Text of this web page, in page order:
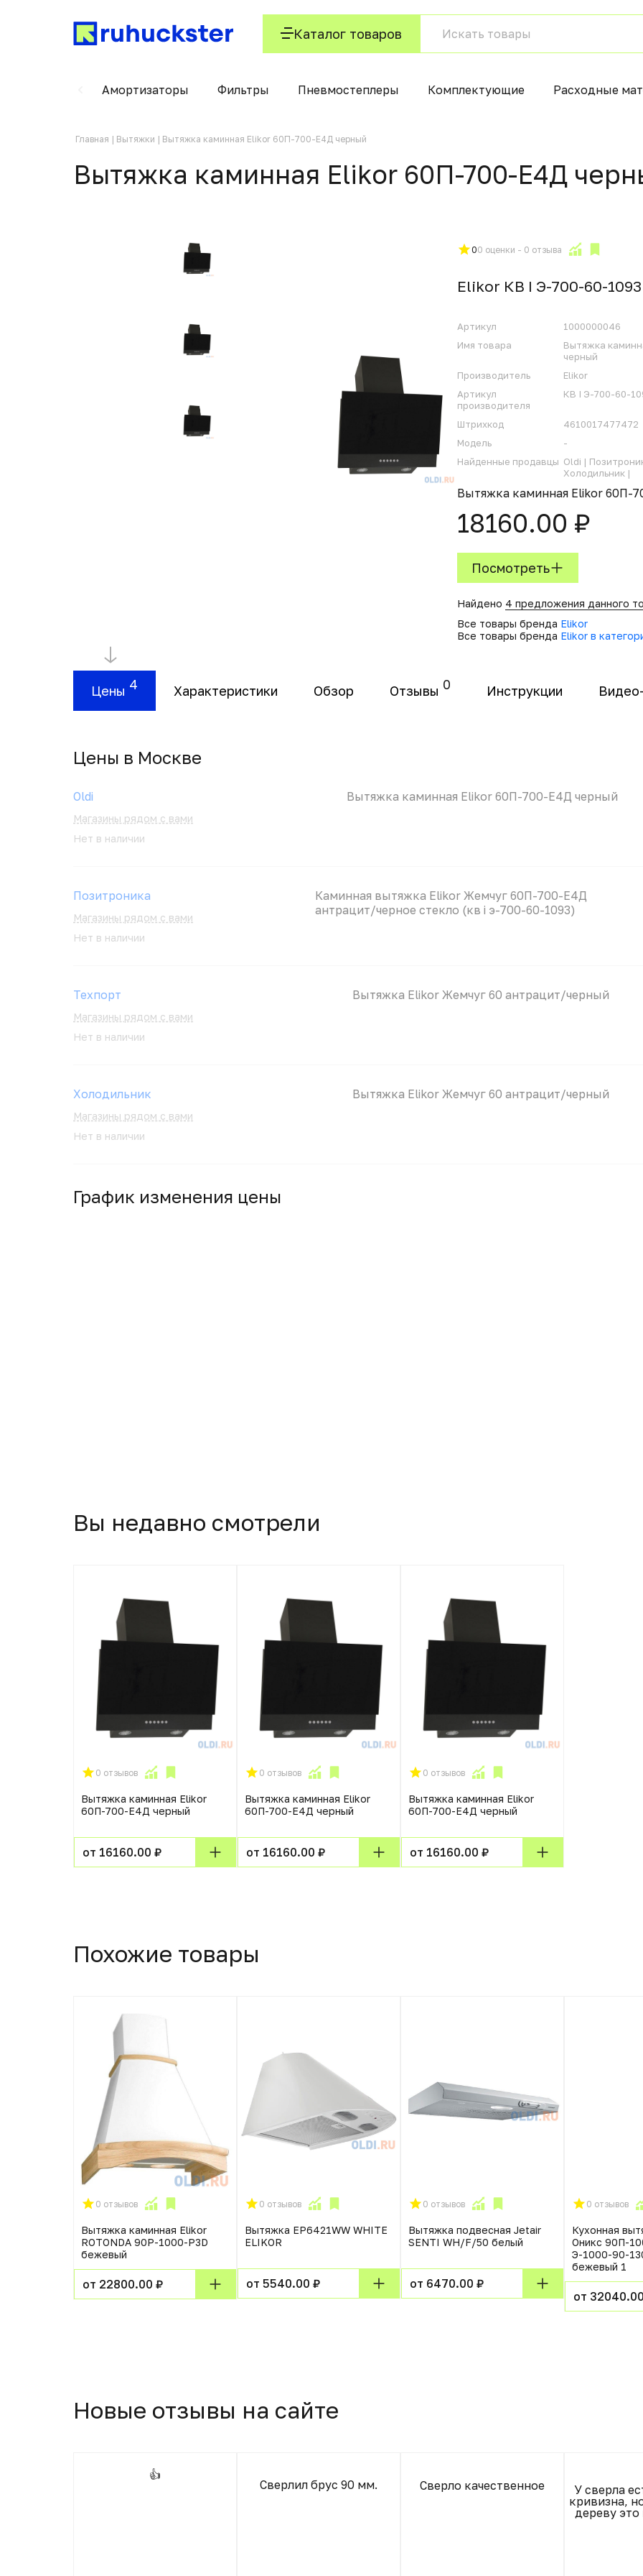
Каталог товаров
Амортизаторы Фильтры Пневмостеплеры Комплектующие Расходные
Главная Вытяжки Вытяжка каминная Elikor 60П-700-Е4Д черный
Вытяжка каминная Elikor 60П-700-Е4Д
00 оценки - 0 отзыва
Elikor КВ I Э-700-60-
Артикул
1000000046
Имя товара
Вытяжка
черный
Производитель
Elikor
Артикул
производителя
КВ I Э-700-60-
Штрихкод
4610017477472
Модель
-
Найденные продавцы Oldi |
Холодильник |
Вытяжка каминная Elikor 60П-
18160.00 ₽
Посмотреть
Найдено 4 предложения данного
Все товары бренда Elikor
Все товары бренда Elikor в
Цены 4 Характеристики Обзор Отзывы 0 Инструкции
Цены в Москвe
Oldi
Магазины рядом с вами
Нет в наличии
Вытяжка каминная Elikor 60П-700-Е4Д черный
Позитроника
Магазины рядом с вами
Нет в наличии
Каминная вытяжка Elikor Жемчуг 60П-700-Е4Д
антрацит/черное стекло (кв i э-700-60-1093)
Техпорт
Магазины рядом с вами
Нет в наличии
Вытяжка Elikor Жемчуг 60 антрацит/черный
Холодильник
Магазины рядом с вами
Нет в наличии
Вытяжка Elikor Жемчуг 60 антрацит/черный
График изменения цены
Вы недавно смотрели
0 отзывов
Вытяжка каминная Elikor
60П-700-Е4Д черный
от 16160.00 ₽
0 отзывов
Вытяжка каминная Elikor
60П-700-Е4Д черный
от 16160.00 ₽
0 отзывов
Вытяжка каминная Elikor
60П-700-Е4Д черный
от 16160.00 ₽
Похожие товары
0 отзывов
Вытяжка каминная Elikor
ROTONDA 90P-1000-P3D
бежевый
от 22800.00 ₽
0 отзывов
Вытяжка EP6421WW WHITE
ELIKOR
от 5540.00 ₽
0 отзывов
Вытяжка подвесная Jetair
SENTI WH/F/50 белый
от 6470.00 ₽
0 отзывов
Кухонная
Оникс 90П-
Э-1000-90-
бежевый 1
от
Новые отзывы на сайте
👍
Сверлил брус 90 мм. Сверло качественное
У сверла
кривизна,
дереву это